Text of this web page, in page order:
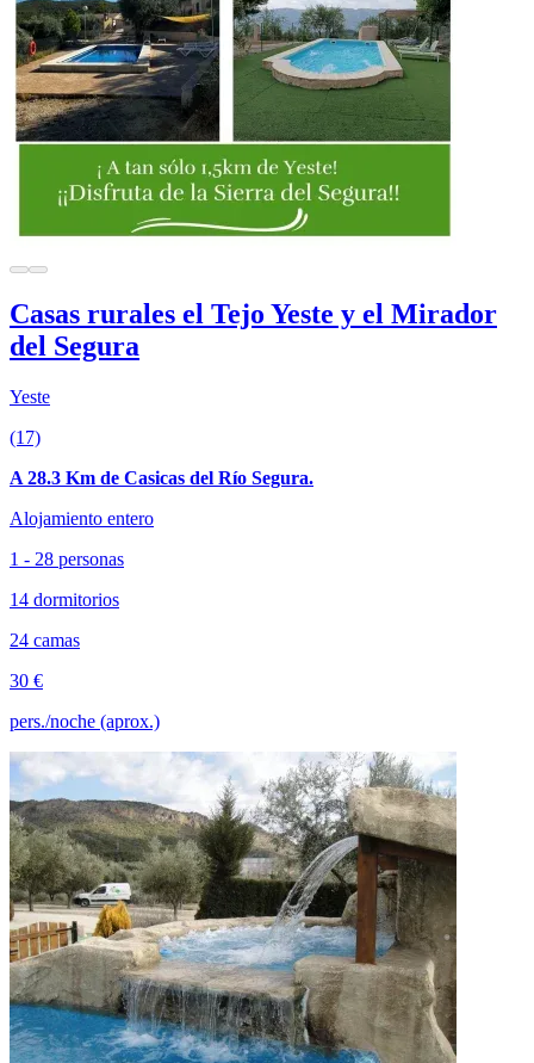
Casas rurales el Tejo Yeste y el Mirador
del Segura
Yeste
(17)
A 28.3 Km de Casicas del Río Segura.
Alojamiento entero
1 - 28 personas
14 dormitorios
24 camas
30 €
pers./noche (aprox.)